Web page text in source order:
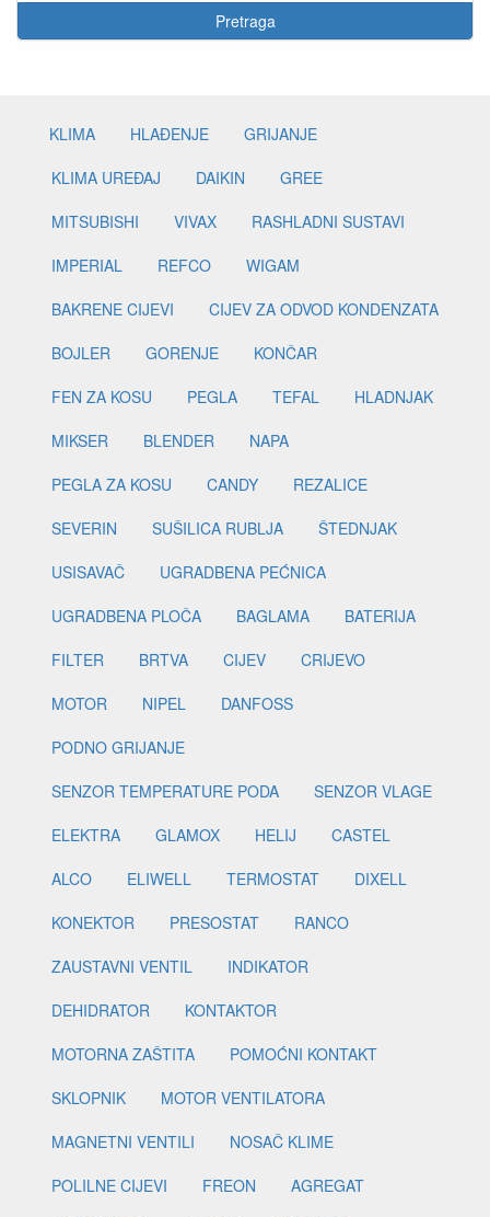
Pretraga
KLIMA HLAĐENJE
GRIJANJE
KLIMA UREĐAJ
DAIKIN
GREE
MITSUBISHI
VIVAX
RASHLADNI SUSTAVI
IMPERIAL
REFCO
WIGAM
BAKRENE CIJEVI
CIJEV ZA ODVOD KONDENZATA
BOJLER
GORENJE
KONČAR
FEN ZA KOSU
PEGLA TEFAL
HLADNJAK
MIKSER
BLENDER
NAPA
PEGLA ZA KOSU
CANDY
REZALICE
SEVERIN
SUŠILICA RUBLJA
ŠTEDNJAK
USISAVAČ
UGRADBENA PEĆNICA
UGRADBENA PLOČA
BAGLAMA
BATERIJA
FILTER
BRTVA CIJEV
CRIJEVO
MOTOR
NIPEL
DANFOSS
PODNO GRIJANJE
SENZOR TEMPERATURE PODA
SENZOR VLAGE
ELEKTRA
GLAMOX HELIJ
CASTEL
ALCO
ELIWELL TERMOSTAT
DIXELL
KONEKTOR
PRESOSTAT
RANCO
ZAUSTAVNI VENTIL
INDIKATOR
DEHIDRATOR
KONTAKTOR
MOTORNA ZAŠTITA
POMOĆNI KONTAKT
SKLOPNIK
MOTOR VENTILATORA
MAGNETNI VENTILI
NOSAČ KLIME
POLILNE CIJEVI
FREON
AGREGAT